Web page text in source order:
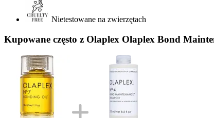
Nietestowane na zwierzętach
Kupowane często z Olaplex Olaplex Bond